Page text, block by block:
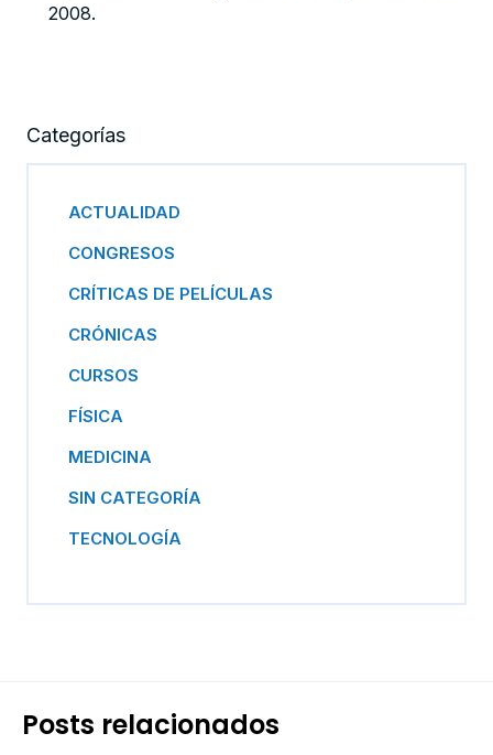
Categorías
ACTUALIDAD
CONGRESOS
CRÍTICAS DE PELÍCULAS
CRÓNICAS
CURSOS
FÍSICA
MEDICINA
SIN CATEGORÍA
TECNOLOGÍA
2008.
Posts relacionados